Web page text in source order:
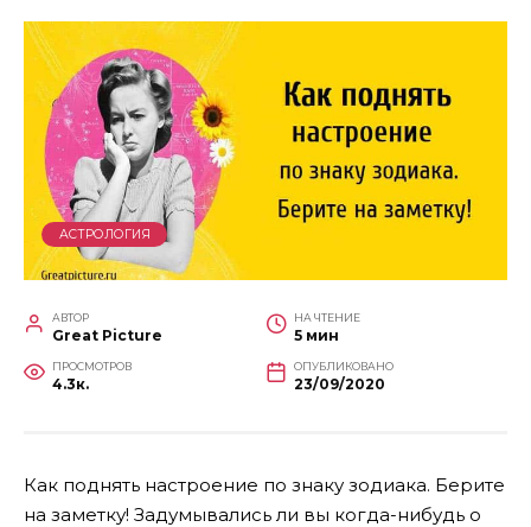
АСТРОЛОГИЯ
АВТОР
Great Picture
НА ЧТЕНИЕ
5 мин
ПРОСМОТРОВ
4.3к.
ОПУБЛИКОВАНО
23/09/2020
Как поднять настроение по знаку зодиака. Берите
на заметку! Задумывались ли вы когда-нибудь о